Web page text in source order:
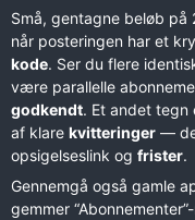
Små, gentagne beløb på
når posteringen har et
kode. Ser du flere
være parallelle
godkendt. Et andet
af klare kvitteringer —
opsigelseslink og frister.
Gennemgå også gamle
gemmer